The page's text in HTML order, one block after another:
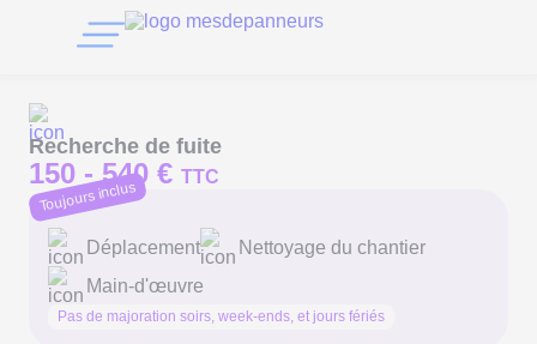
Recherche de fuite
150 -540 € TTC
Toujours inclus
Déplacement
Nettoyage du chantier
Main-d'œuvre
Pas de majoration soirs, week-ends, et jours fériés